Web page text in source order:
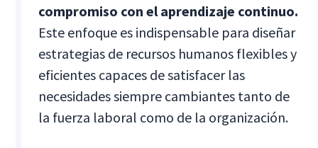
compromiso con el aprendizaje continuo.
Este enfoque es indispensable para diseñar
estrategias de recursos humanos flexibles y
eficientes capaces de satisfacer las
necesidades siempre cambiantes tanto de
la fuerza laboral como de la organización.